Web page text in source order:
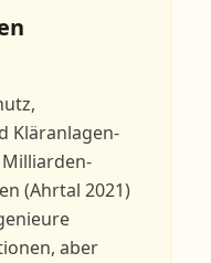
Kläranlagen-
(Ahrtal 2021)
aber